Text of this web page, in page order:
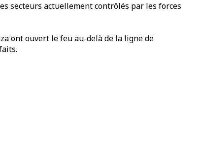
secteurs actuellement contrôlés par les forces
ont ouvert le feu au-delà de la ligne de